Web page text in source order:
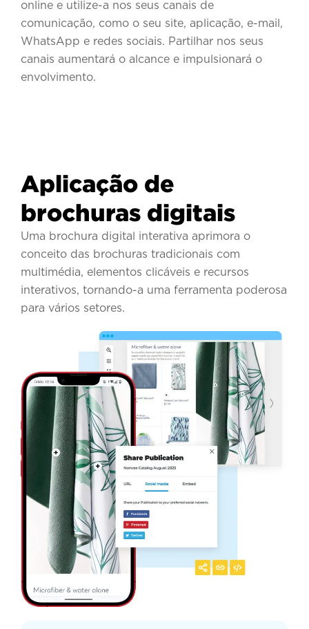
online e utilize-a nos seus canais de
comunicação, como o seu site, aplicação, e-mail,
WhatsApp e redes sociais. Partilhar nos seus
canais aumentará o alcance e impulsionará o
envolvimento.
Aplicação de
brochuras digitais
Uma brochura digital interativa aprimora o
conceito das brochuras tradicionais com
multimédia, elementos clicáveis e recursos
interativos, tornando-a uma ferramenta poderosa
para vários setores.